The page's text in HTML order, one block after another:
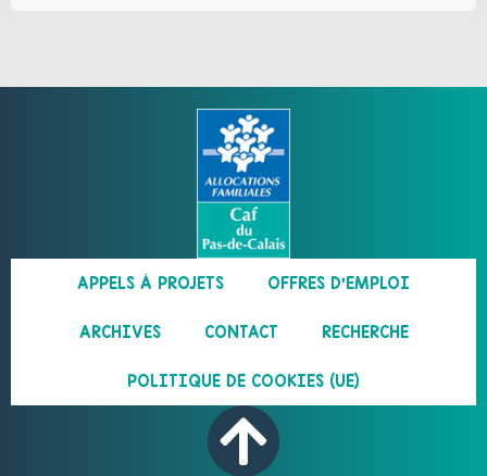
APPELS À PROJETS OFFRES D’EMPLOI
ARCHIVES CONTACT RECHERCHE
POLITIQUE DE COOKIES (UE)